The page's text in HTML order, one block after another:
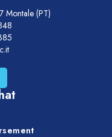
Montale (PT)